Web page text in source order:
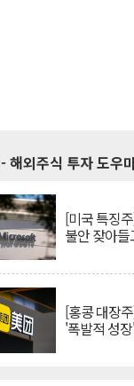
- 해외주식 투자 도우미
[미국 특징
불안 잦아
[홍콩 대장
'폭발적 성장'